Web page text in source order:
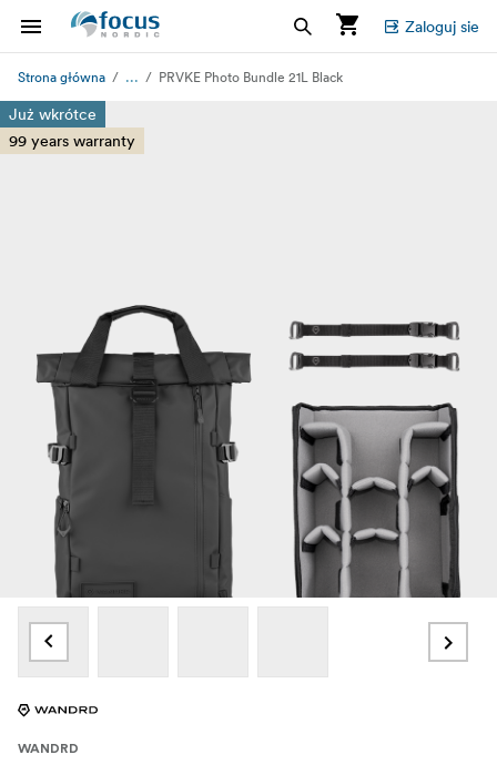
Zaloguj sie
Strona główna ... PRVKE Photo Bundle 21L Black
Już wkrótce
99 years warranty
WANDRD